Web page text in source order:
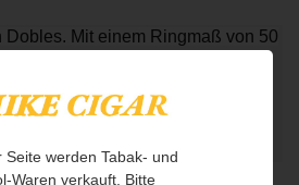
Dobles. Mit einem Ringmaß von 50
ist sie nur unwesentlich
Edmundo-Geschmack,
Kaffee und Schokolade, gepaart
Tabakgeschmack.
Seite werden Tabak- und
Waren verkauft. Bitte